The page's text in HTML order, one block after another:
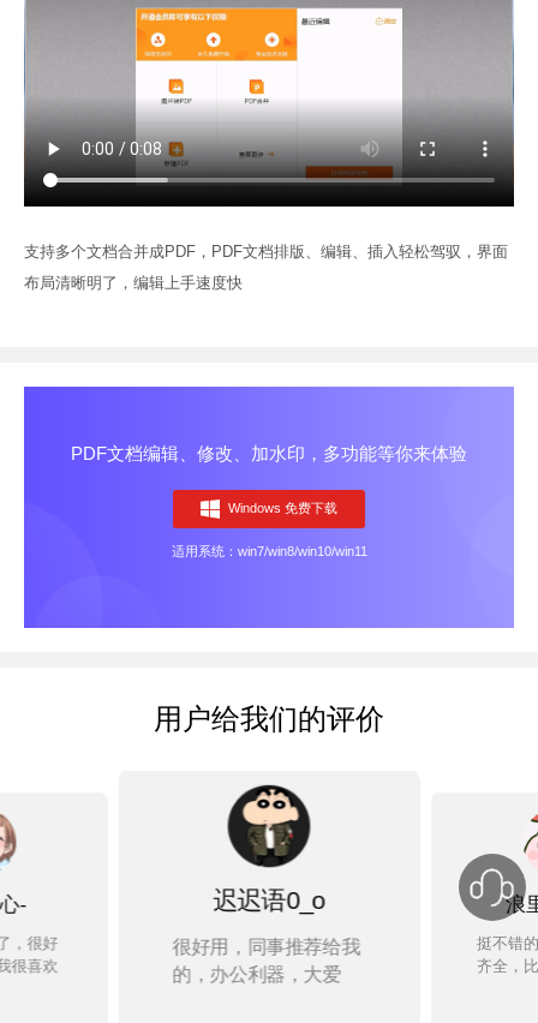
支持多个文档合并成PDF，PDF文档排版、编辑、插入轻松驾驭，界面
布局清晰明了，编辑上手速度快
PDF文档编辑、修改、加水印，多功能等你来体验
Windows 免费下载
适用系统：win7/win8/win10/win11
用户给我们的评价
-
，很好
很喜欢
迟迟语0_o
很好用，同事推荐给我
的，办公利器，大爱
浪
挺不错
齐全，